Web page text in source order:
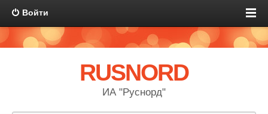
Войти
RUSNORD
ИА "Руснорд"